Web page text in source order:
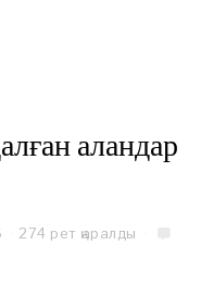
аландар
274 рет қаралды